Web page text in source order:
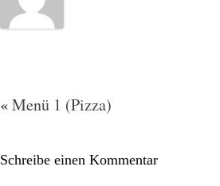
«Menü 1 (Pizza)
Schreibe einen Kommentar